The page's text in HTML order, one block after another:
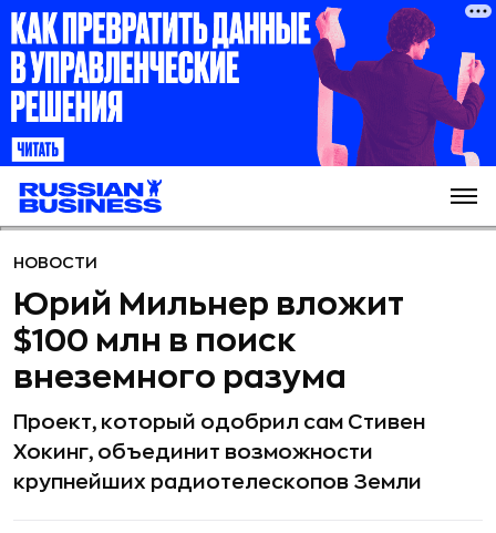
НОВОСТИ
Юрий Мильнер вложит
$100 млн в поиск
внеземного разума
Проект, который одобрил сам Стивен
Хокинг, объединит возможности
крупнейших радиотелескопов Земли